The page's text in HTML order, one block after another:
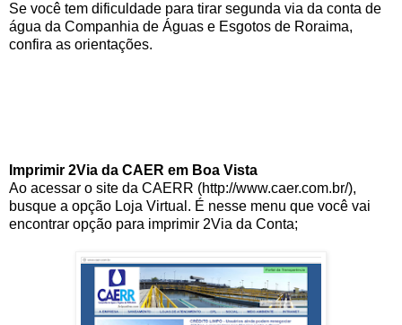
Se você tem dificuldade para tirar segunda via da conta de
água da Companhia de Águas e Esgotos de Roraima,
confira as orientações.
Imprimir 2Via da CAER em Boa Vista
Ao acessar o site da CAERR (http://www.caer.com.br/),
busque a opção Loja Virtual. É nesse menu que você vai
encontrar opção para imprimir 2Via da Conta;